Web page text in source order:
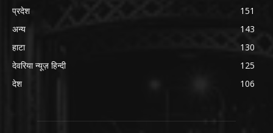
प्रदेश
151
अन्य
143
हाटा
130
देवरिया न्यूज़ हिन्दी
125
देश
106